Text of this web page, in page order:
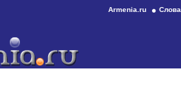
Armenia.ru